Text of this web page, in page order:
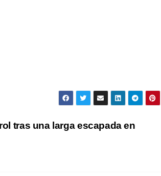
tras una larga escapada en